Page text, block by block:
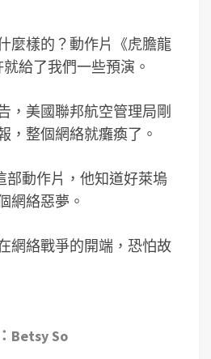
麼樣的？動作片《虎膽龍
給了我們一些預演。
，美國聯邦航空管理局剛
，整個網絡就癱瘓了。
部動作片，他知道好萊塢
網絡惡夢。
網絡戰爭的開端，恐怕故
Betsy So